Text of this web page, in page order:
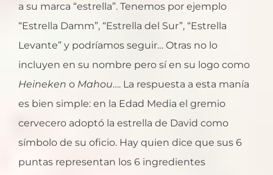
a su marca “estrella”. Tenemos por ejemplo
“Estrella Damm”, “Estrella del Sur”, “Estrella
Levante” y podríamos seguir… Otras no lo
incluyen en su nombre pero sí en su logo como
Heineken o Mahou…. La respuesta a esta manía
es bien simple: en la Edad Media el gremio
cervecero adoptó la estrella de David como
símbolo de su oficio. Hay quien dice que sus 6
puntas representan los 6 ingredientes